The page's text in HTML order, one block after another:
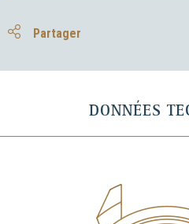
Partager
DONNÉES